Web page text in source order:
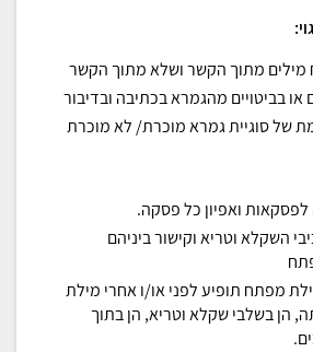
מילים מתוך הקשר ושלא מתוך הקשר
או בביטויים מהגמרא בכתיבה ובדיבור
של סוגיית גמרא מוכרת/ לא מוכרת
לפסקאות ואפיון כל פסקה.
השקלא וטריא וקישור ביניהם
מפתח תופיע לפני או/ו אחרי מילת
הן בשלבי שקלא וטריא, הן בתוך